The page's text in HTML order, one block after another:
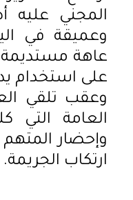
المجني
وعميقة في
على استخدام
وعقب تلقي
العامة التي
وإحضار المتهم
ارتكاب الجريمة.